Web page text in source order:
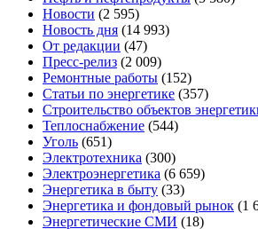
Новости (2 595)
Новость дня (14 993)
От редакции (47)
Пресс-релиз (2 009)
Ремонтные работы (152)
Статьи по энергетике (357)
Строительство объектов
Теплоснабжение (544)
Уголь (651)
Электротехника (300)
Электроэнергетика (6 659)
Энергетика в быту (33)
Энергетика и фондовый рынок (1
Энергетические СМИ (18)